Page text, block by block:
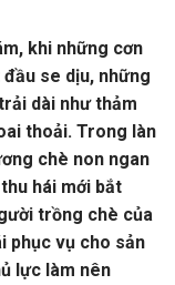
khi những cơn
se dịu, những
dài như thảm
thoải. Trong làn
chè non ngan
hái mới bắt
trồng chè của
phục vụ cho sản
lực làm nên